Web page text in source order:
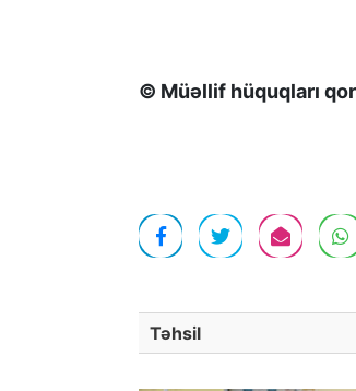
© Müəllif hüquqları
Təhsil